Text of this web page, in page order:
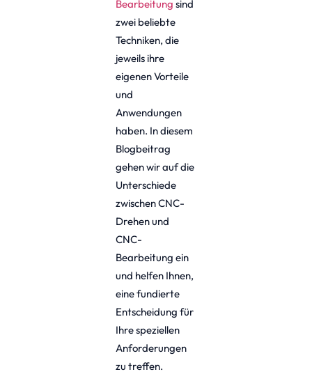
Bearbeitung sind
zwei beliebte
Techniken, die
jeweils ihre
eigenen Vorteile
und
Anwendungen
haben. In diesem
Blogbeitrag
gehen wir auf die
Unterschiede
zwischen CNC-
Drehen und
CNC-
Bearbeitung ein
und helfen Ihnen,
eine fundierte
Entscheidung für
Ihre speziellen
Anforderungen
zu treffen.